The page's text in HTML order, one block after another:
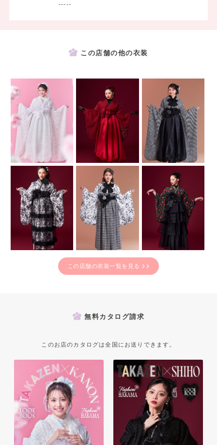
-----
この店舗の他の衣装
この店舗の衣装一覧を見る
無料カタログ請求
このお店のカタログは全国にお送りできます。